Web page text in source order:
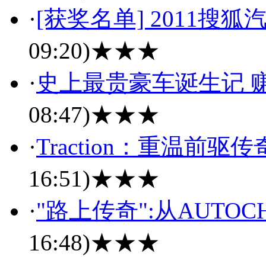
·[获奖名单] 2011搜狐
09:20)★★★
· 史上最贵豪车诞生记
08:47)★★★
·Traction：重温前驱传
16:51)★★★
·"路上传奇":从
16:48)★★★